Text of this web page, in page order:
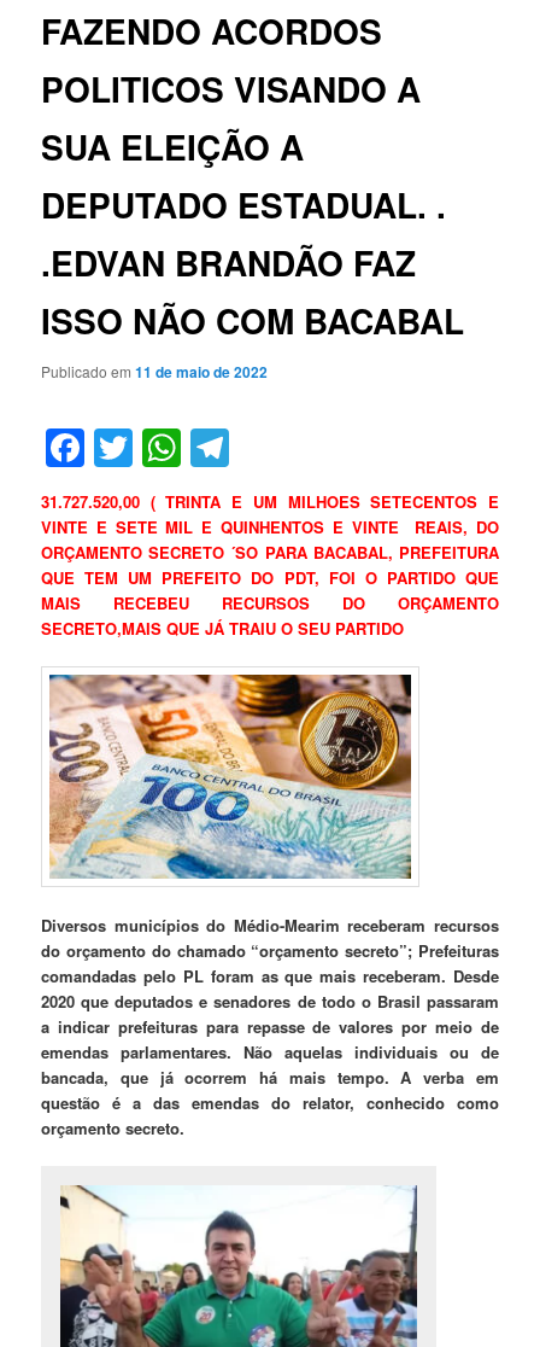
FAZENDO ACORDOS
POLITICOS VISANDO A
SUA ELEIÇÃO A
DEPUTADO ESTADUAL. .
.EDVAN BRANDÃO FAZ
ISSO NÃO COM BACABAL
Publicado em11 de maio de 2022
Facebook
TwitterWhatsApp
31.727.520,00 ( TRINTA E UM MILHOES SETECENTOS E
VINTE E SETE MIL E QUINHENTOS E VINTE REAIS, DO
ORÇAMENTO SECRETO ´SO PARA BACABAL, PREFEITURA
QUE TEM UM PREFEITO DO PDT, FOI O PARTIDO QUE
MAIS RECEBEU RECURSOS DO ORÇAMENTO
SECRETO,MAIS QUE JÁ TRAIU O SEU PARTIDO
Diversos municípios do Médio-Mearim receberam recursos
do orçamento do chamado “orçamento secreto”; Prefeituras
comandadas pelo PL foram as que mais receberam. Desde
2020 que deputados e senadores de todo o Brasil passaram
a indicar prefeituras para repasse de valores por meio de
emendas parlamentares. Não aquelas individuais ou de
bancada, que já ocorrem há mais tempo. A verba em
questão é a das emendas do relator, conhecido como
orçamento secreto.